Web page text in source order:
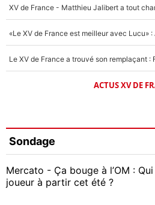
ACTUS XV DE
Sondage
Mercato - Ça bouge à l’OM :
joueur à partir cet été ?